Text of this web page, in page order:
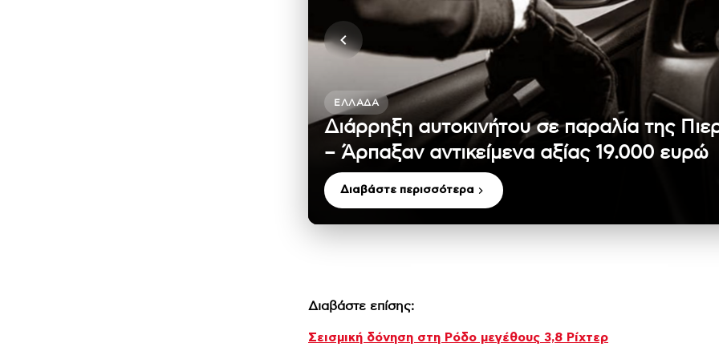
ΕΛΛΆΔΑ
Διάρρηξη αυτοκινήτου σε παραλία της
– Άρπαξαν αντικείμενα αξίας 19.000 ευρώ
Διαβάστε περισσότερα
Διαβάστε επίσης:
Σεισμική δόνηση στη Ρόδο μεγέθους 3,8 Ρίχτερ